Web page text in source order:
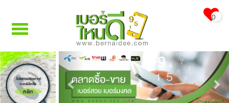
Toggle
0
โปรแกรมวิเคราะห์
เบอร์มือถือ
คลิก
Previous Next